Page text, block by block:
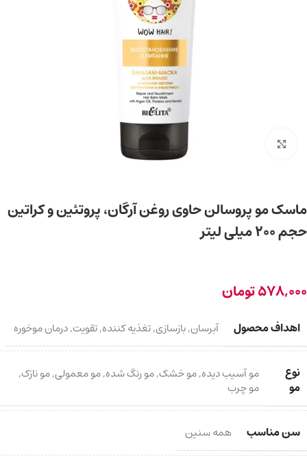
برای بزرگ‌نمایی کلیک کنید
ماسک مو پروسالن حاوی روغن آرگان، پروتئین‌ و کراتین
حجم 200 میلی‌ لیتر
578,000تومان
اهداف محصول آبرسان,بازسازی,تغذیه کننده,تقویت,درمان موخوره
نوع
مو
مو آسیب دیده,مو خشک,مو رنگ شده,مو معمولی,مو نازک,
مو چرب
سن مناسب همه سنین